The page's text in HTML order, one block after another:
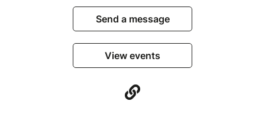
Send a message
View events